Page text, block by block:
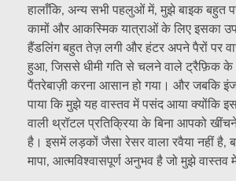
हालाँकि, अन्य सभी पहलुओं में, मुझे बाइक
कामों और आकस्मिक यात्राओं के लिए इसका
हैंडलिंग बहुत तेज़ लगी और हंटर अपने पैरों पर
हुआ, जिससे धीमी गति से चलने वाले ट्रैफ़िक के
पैंतरेबाज़ी करना आसान हो गया। और जबकि
पाया कि मुझे यह वास्तव में पसंद आया क्योंकि
वाली थ्रॉटल प्रतिक्रिया के बिना आपको खींचने
है। इसमें लड़कों जैसा रेसर वाला रवैया नहीं है,
मापा, आत्मविश्वासपूर्ण अनुभव है जो मुझे वास्तव